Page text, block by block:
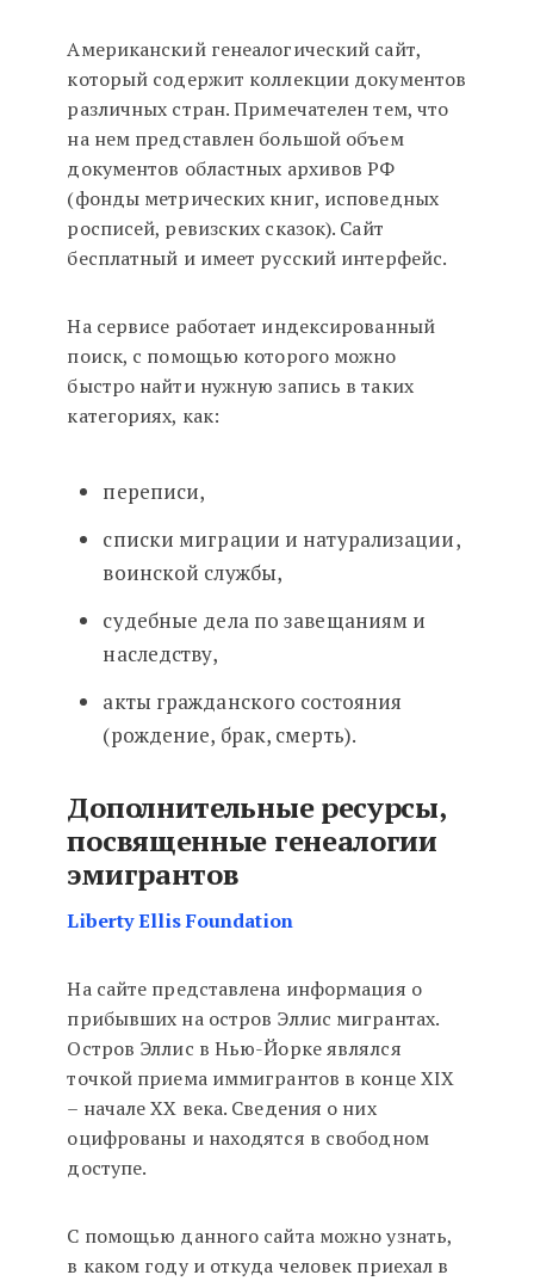
Американский генеалогический сайт,
который содержит коллекции документов
различных стран. Примечателен тем, что
на нем представлен большой объем
документов областных архивов РФ
(фонды метрических книг, исповедных
росписей, ревизских сказок). Сайт
бесплатный и имеет русский интерфейс.
На сервисе работает индексированный
поиск, с помощью которого можно
быстро найти нужную запись в таких
категориях, как:
переписи,
списки миграции и натурализации,
воинской службы,
судебные дела по завещаниям и
наследству,
акты гражданского состояния
(рождение, брак, смерть).
Дополнительные ресурсы,
посвященные генеалогии
эмигрантов
Liberty Ellis Foundation
На сайте представлена информация о
прибывших на остров Эллис мигрантах.
Остров Эллис в Нью-Йорке являлся
точкой приема иммигрантов в конце XIX
– начале XX века. Сведения о них
оцифрованы и находятся в свободном
доступе.
С помощью данного сайта можно узнать,
в каком году и откуда человек приехал в